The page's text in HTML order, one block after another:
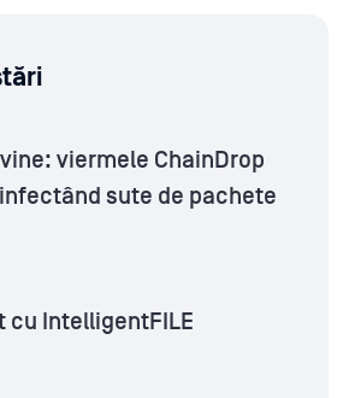
viermele ChainDrop
sute de pachete
cu IntelligentFILE